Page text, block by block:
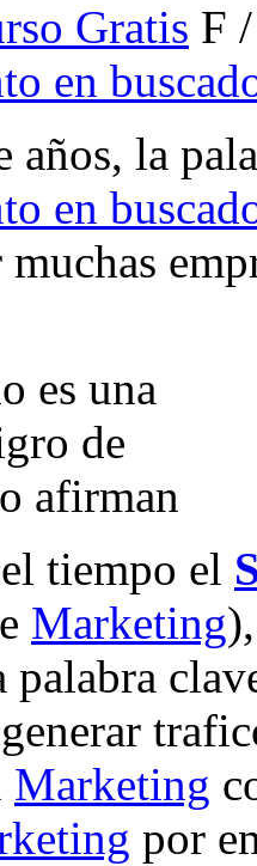
Gratis F
en
años, la
en
tiempo el
Marketing
Marketing
por